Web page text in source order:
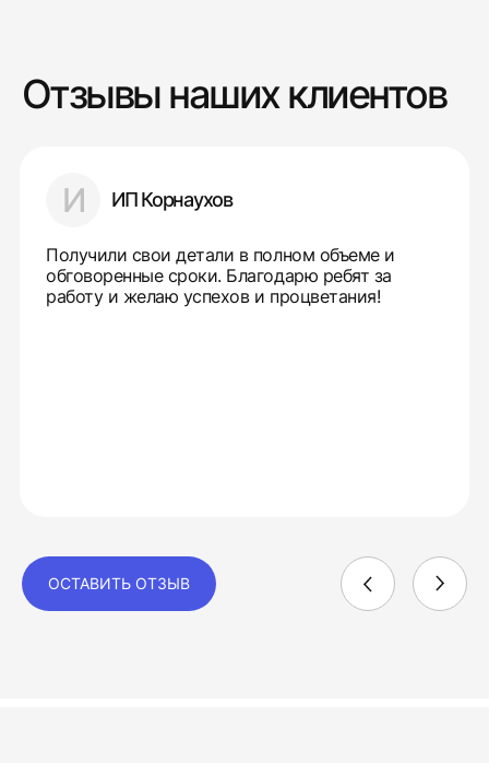
Отзывы наших клиентов
И ИП Корнаухов
Получили свои детали в полном объеме и
обговоренные сроки. Благодарю ребят за
работу и желаю успехов и процветания!
ОСТАВИТЬ ОТЗЫВ